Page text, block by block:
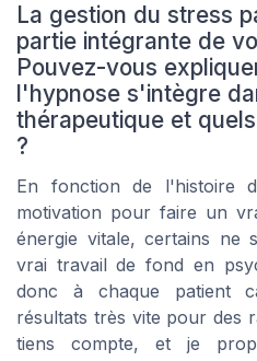
La gestion du stress
partie intégrante de
Pouvez-vous
l'hypnose s'intègre
thérapeutique et
?
En fonction de l'histoire
motivation pour faire un
énergie vitale, certains
vrai travail de fond en
donc à chaque patient
résultats très vite pour des
tiens compte, et je